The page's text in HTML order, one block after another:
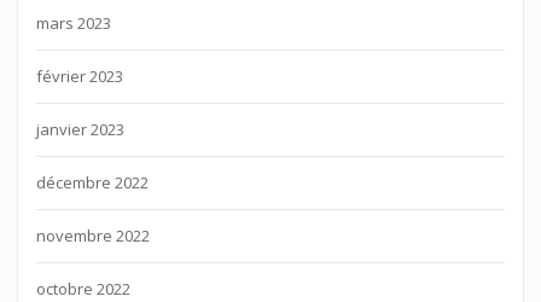
mars 2023
février 2023
janvier 2023
décembre 2022
novembre 2022
octobre 2022